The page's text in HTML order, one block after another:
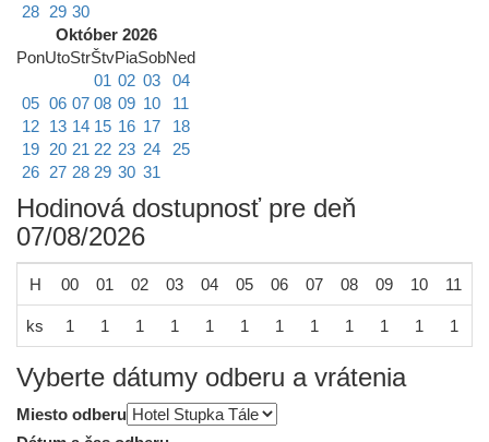
28 29 30
Október 2026
PonUtoStrŠtvPiaSobNed
01 02 03
04
05 06 07 08 09 10
11
12 13 14 15 16 17
18
19 20 21 22 23 24
25
26 27 28 29 30 31
Hodinová dostupnosť pre deň
07/08/2026
H 00 01 02 03 04 05 06 07 08 09 10 11
ks 1 1 1 1 1 1 1 1 1 1 1 1
Vyberte dátumy odberu a vrátenia
Miesto odberu